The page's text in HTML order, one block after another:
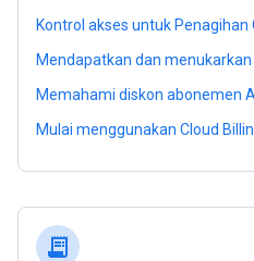
Kontrol akses untuk Penagihan
Mendapatkan dan
Memahami diskon abonemen
Mulai menggunakan Cloud
receipt_long